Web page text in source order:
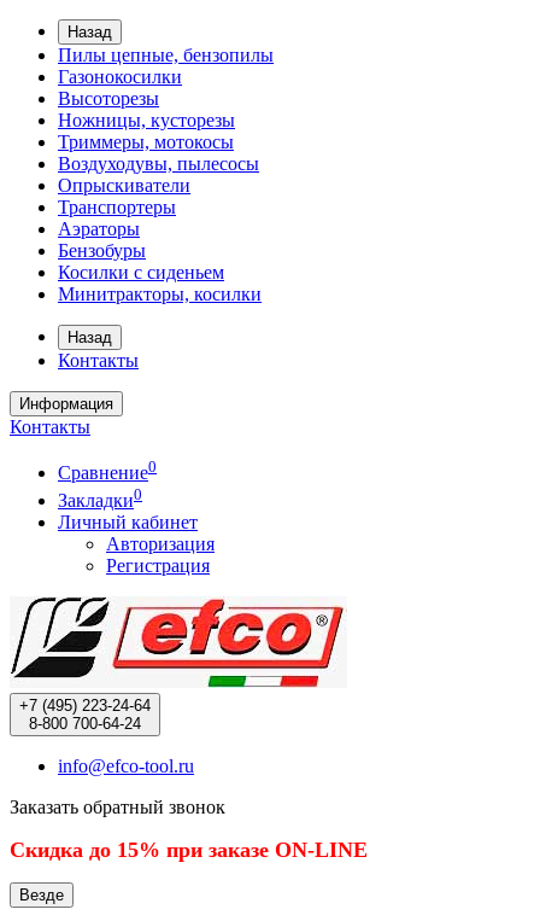
Назад
Пилы цепные, бензопилы
Газонокосилки
Высоторезы
Ножницы, кусторезы
Триммеры, мотокосы
Воздуходувы, пылесосы
Опрыскиватели
Транспортеры
Аэраторы
Бензобуры
Косилки с сиденьем
Минитракторы, косилки
Назад
Контакты
Информация
Контакты
Сравнение0
Закладки0
Личный кабинет
Авторизация
Регистрация
+7 (495) 223-24-64
8-800 700-64-24
info@efco-tool.ru
Заказать обратный звонок
Скидка до 15% при заказе ON-LINE
Везде